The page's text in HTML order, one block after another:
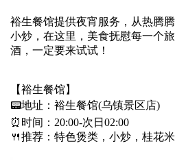
裕生餐馆提供夜宵服务，从热腾
小炒，在这里，美食抚慰每一个
酒，一定要来试试！
【裕生餐馆】
📟地址：裕生餐馆(乌镇景区店)
⏰时间：20:00-次日02:00
🍴推荐：特色煲类，小炒，桂花